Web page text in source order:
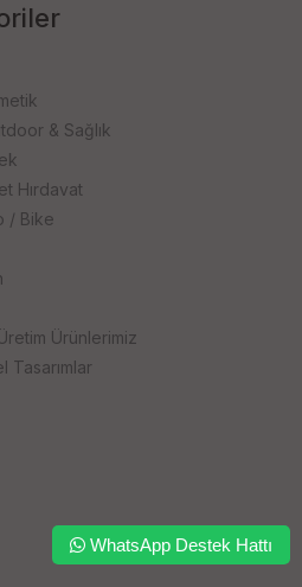
& Sağlık
Hırdavat
/ Bike
Ürünlerimiz
Tasarımlar
WhatsApp Destek Hattı